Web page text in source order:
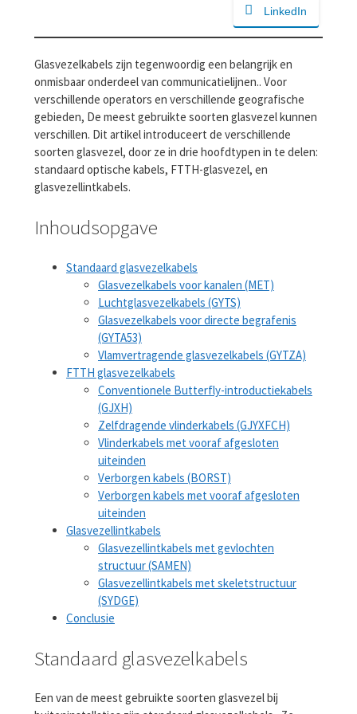
LinkedIn
Glasvezelkabels zijn tegenwoordig een belangrijk en
onmisbaar onderdeel van communicatielijnen.. Voor
verschillende operators en verschillende geografische
gebieden, De meest gebruikte soorten glasvezel kunnen
verschillen. Dit artikel introduceert de verschillende
soorten glasvezel, door ze in drie hoofdtypen in te delen:
standaard optische kabels, FTTH-glasvezel, en
glasvezellintkabels.
Inhoudsopgave
Standaard glasvezelkabels
Glasvezelkabels voor kanalen (MET)
Luchtglasvezelkabels (GYTS)
Glasvezelkabels voor directe begrafenis
(GYTA53)
Vlamvertragende glasvezelkabels (GYTZA)
FTTH glasvezelkabels
Conventionele Butterfly-introductiekabels
(GJXH)
Zelfdragende vlinderkabels (GJYXFCH)
Vlinderkabels met vooraf afgesloten
uiteinden
Verborgen kabels (BORST)
Verborgen kabels met vooraf afgesloten
uiteinden
Glasvezellintkabels
Glasvezellintkabels met gevlochten
structuur (SAMEN)
Glasvezellintkabels met skeletstructuur
(SYDGE)
Conclusie
Standaard glasvezelkabels
Een van de meest gebruikte soorten glasvezel bij